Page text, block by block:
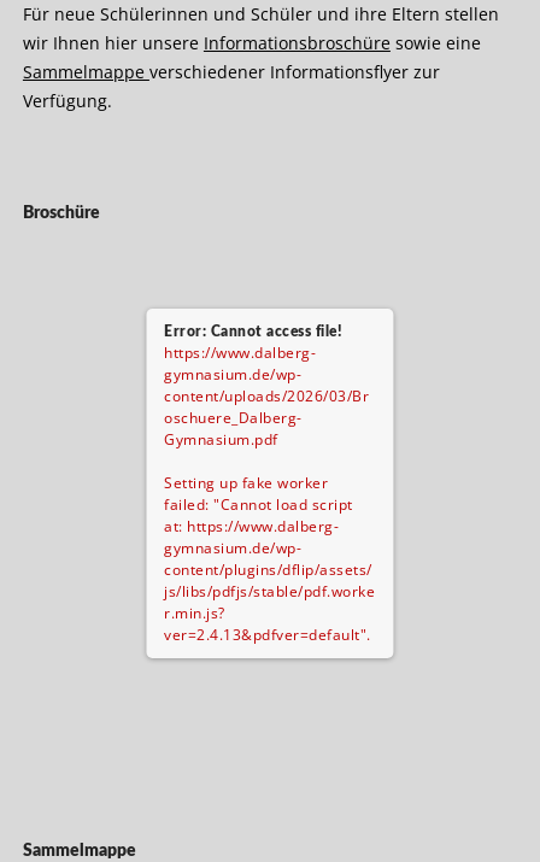
Für neue Schülerinnen und Schüler und ihre Eltern stellen
wir Ihnen hier unsere Informationsbroschüresowie eine
Sammelmappe verschiedener Informationsflyer zur
Verfügung.
Broschüre
Error: Cannot access file!
https://www.dalberg-
gymnasium.de/wp-
content/uploads/2026/03/Br
oschuere_Dalberg-
Gymnasium.pdf
Setting up fake worker
failed: "Cannot load script
at: https://www.dalberg-
gymnasium.de/wp-
content/plugins/dflip/assets/
js/libs/pdfjs/stable/pdf.worke
r.min.js?
ver=2.4.13&pdfver=default".
Sammelmappe